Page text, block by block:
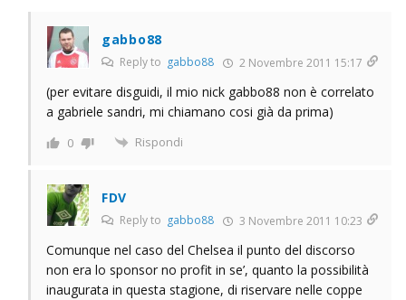
gabbo88
Reply to gabbo88 2 Novembre 2011 15:17
(per evitare disguidi, il mio nick gabbo88 non è correlato
a gabriele sandri, mi chiamano cosi già da prima)
0 Rispondi
FDV
Reply to gabbo88 3 Novembre 2011 10:23
Comunque nel caso del Chelsea il punto del discorso
non era lo sponsor no profit in se’, quanto la possibilità
inaugurata in questa stagione, di riservare nelle coppe